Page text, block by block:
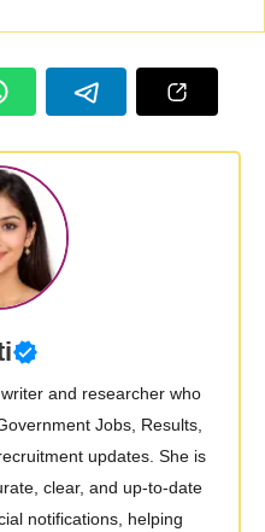
and researcher who
Jobs, Results,
updates. She is
clear, and up-to-date
notifications, helping